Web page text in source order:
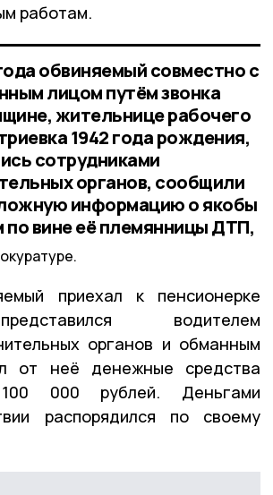
работам.
обвиняемый совместно с
лицом путём звонка
жительнице рабочего
1942 года рождения,
сотрудниками
органов, сообщили
информацию о якобы
вине её племянницы ДТП,
приехал к пенсионерке
водителем
органов и обманным
от неё денежные средства
000 рублей. Деньгами
распорядился по своему